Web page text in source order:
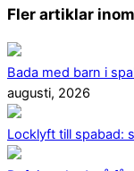
Fler artiklar
Bada med barn i
augusti, 2026
Locklyft till spabad: